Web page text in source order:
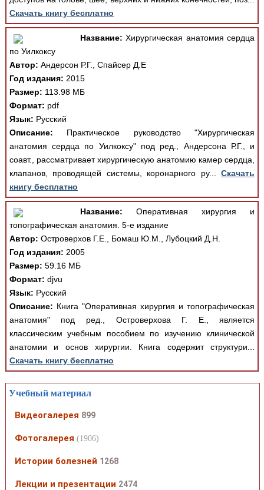
Скачать книгу бесплатно
Название: Хирургическая анатомия сердца
по Уилкоксу
Автор: Андерсон Р.Г., Спайсер Д.Е
Год издания: 2015
Размер: 113.98 МБ
Формат: pdf
Язык: Русский
Описание: Практическое руководство "Хирургическая
анатомия сердца по Уилкоксу" под ред., Андерсона Р.Г., и
соавт., рассматривает хирургическую анатомию камер сердца,
клапанов, проводящей системы, коронарного ру...Скачать
книгу бесплатно
Название: Оперативная хирургия и
топографическая анатомия. 5-е издание
Автор: Островерхов Г.Е., Бомаш Ю.М., Лубоцкий Д.Н.
Год издания: 2005
Размер: 59.16 МБ
Формат: djvu
Язык: Русский
Описание: Книга "Оперативная хирургия и топографическая
анатомия" под ред., Островерхова Г. Е., является
классическим учебным пособием по изучению клинической
анатомии и основ хирургии. Книга содержит структури...
Скачать книгу бесплатно
Учебный материал
Видеогалерея 899
Фотогалерея (1906)
Истории болезней 1268
Лекции и презентации 2474